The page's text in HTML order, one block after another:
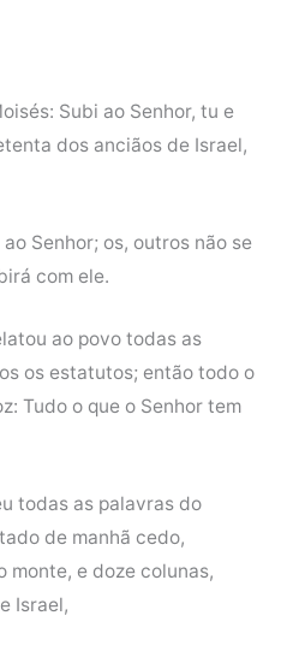
Subi ao Senhor, tu e
dos anciãos de Israel,
Senhor; os, outros não se
com ele.
ao povo todas as
os estatutos; então todo o
Tudo o que o Senhor tem
todas as palavras do
de manhã cedo,
monte, e doze colunas,
Israel,